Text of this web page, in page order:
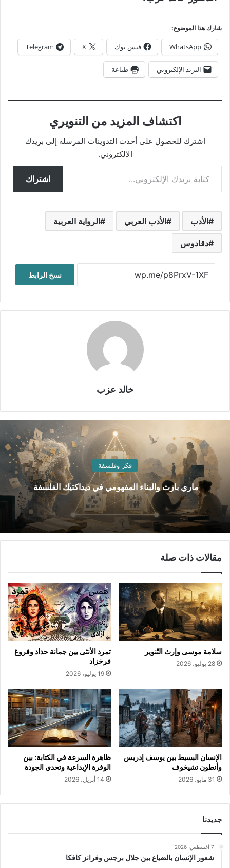
شارك هذا الموضوع:
WhatsApp فيس بوك X
Telegram
البريد الإلكتروني طباعة
اكتشاف المزيد من التنويري
اشترك للحصول على أحدث التدوينات المرسلة إلى بريدك
الإلكتروني.
كتابة بريدك الإلكتروني...
اشتراك
الأدب الأدب العربي الرواية العربية
دقادوس
نسخ الرابط
خالد عزب
فكر وفلسفة
ماري بارث والبناء المفهومي في ديداكتيك الفلسفة
مقالات ذات صلة
سلامة موسى وإرث التّنوير
28 يوليو، 2026
تمرد الأنثى بين جمانة حداد وفروغ
فرخزاد
19 يوليو، 2026
الإنسان البسيط بين يوسف إدريس
وأنطون تشيخوف
31 مايو، 2026
ظاهرة السرعة في الكتابة: بين
الوفرة الإبداعية وتحدي الجودة
14 أبريل، 2026
جديدنا
7 أغسطس، 2026
شعور الإنسان بالضياع بين جلال برجس وفرانز كافكا